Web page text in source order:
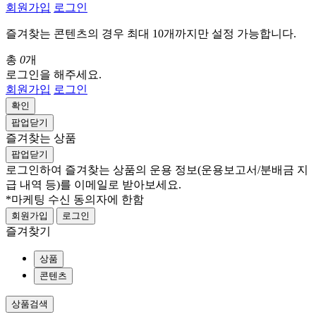
회원가입 로그인
즐겨찾는 콘텐츠의 경우 최대 10개까지만 설정 가능합니다.
총 0개
로그인을 해주세요.
회원가입 로그인
확인
팝업닫기
즐겨찾는 상품
팝업닫기
로그인하여 즐겨찾는 상품의 운용 정보(운용보고서/분배금 지
급 내역 등)를 이메일로 받아보세요.
*마케팅 수신 동의자에 한함
회원가입 로그인
즐겨찾기
상품
콘텐츠
상품검색